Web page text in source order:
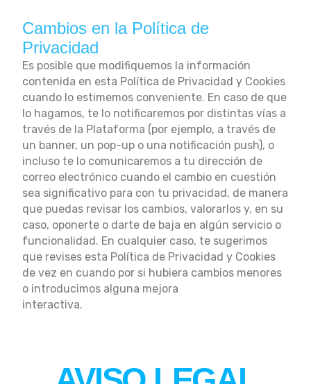
Cambios en la Política de
Privacidad
Es posible que modifiquemos la información
contenida en esta Política de Privacidad y Cookies
cuando lo estimemos conveniente. En caso de que
lo hagamos, te lo notificaremos por distintas vías a
través de la Plataforma (por ejemplo, a través de
un banner, un pop-up o una notificación push), o
incluso te lo comunicaremos a tu dirección de
correo electrónico cuando el cambio en cuestión
sea significativo para con tu privacidad, de manera
que puedas revisar los cambios, valorarlos y, en su
caso, oponerte o darte de baja en algún servicio o
funcionalidad. En cualquier caso, te sugerimos
que revises esta Política de Privacidad y Cookies
de vez en cuando por si hubiera cambios menores
o introducimos alguna mejora
interactiva.